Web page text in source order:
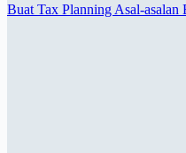
Buat Tax Planning Asal-asalan